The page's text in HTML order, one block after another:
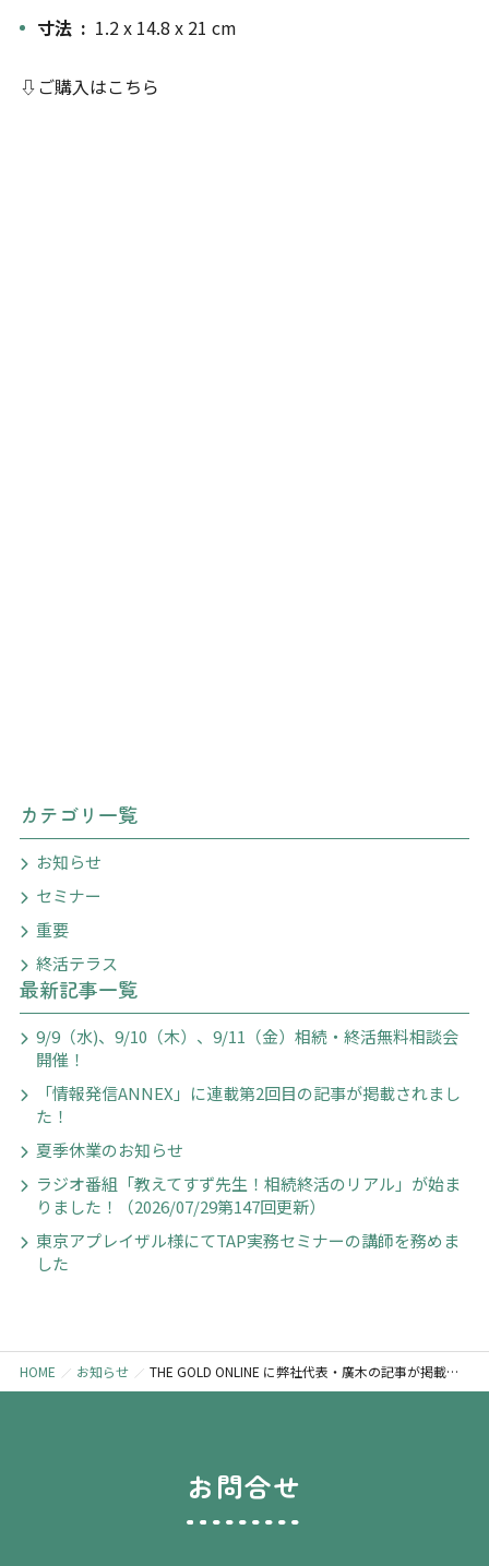
寸法 ‏ : ‎ 1.2 x 14.8 x 21 cm
⇩ご購入はこちら
カテゴリ一覧
お知らせ
セミナー
重要
終活テラス
最新記事一覧
9/9（水)、9/10（木）、9/11（金）相続・終活無料相談会
開催！
「情報発信ANNEX」に連載第2回目の記事が掲載されまし
た！
夏季休業のお知らせ
ラジオ番組「教えてすず先生！相続終活のリアル」が始ま
りました！（2026/07/29第147回更新）
東京アプレイザル様にてTAP実務セミナーの講師を務めま
した
HOME お知らせ THE GOLD ONLINE に弊社代表・廣木の記事が掲載されました！相続の事前準備のポイントを解説【第5回】
お問合せ